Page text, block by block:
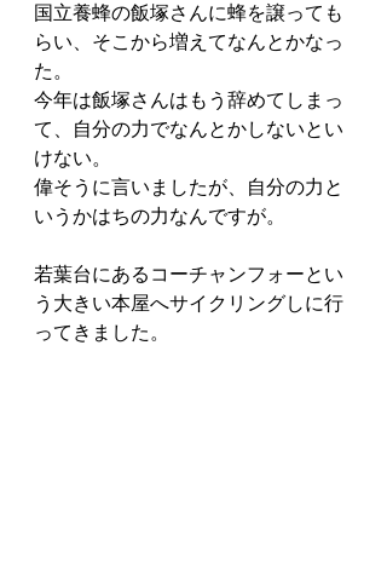
国立養蜂の飯塚さんに蜂を譲っても
らい、そこから増えてなんとかなっ
た。
今年は飯塚さんはもう辞めてしまっ
て、自分の力でなんとかしないとい
けない。
偉そうに言いましたが、自分の力と
いうかはちの力なんですが。
若葉台にあるコーチャンフォーとい
う大きい本屋へサイクリングしに行
ってきました。